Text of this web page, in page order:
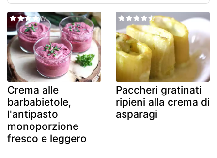
Crema alle
barbabietole,
l'antipasto
monoporzione
fresco e leggero
Paccheri gratinati
ripieni alla crema di
asparagi